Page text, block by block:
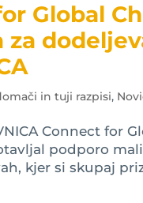
Global
za
in tuji razpisi,
Connect for
podporo
kjer si skupaj